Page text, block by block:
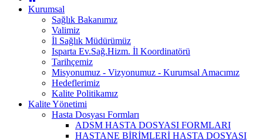
Kurumsal
Sağlık Bakanımız
Valimiz
İl Sağlık Müdürümüz
Isparta Ev.Sağ.Hizm. İl Koordinatörü
Tarihçemiz
Misyonumuz - Vizyonumuz - Kurumsal Amacımız
Hedeflerimiz
Kalite Politikamız
Kalite Yönetimi
Hasta Dosyası Formları
ADSM HASTA DOSYASI FORMLARI
HASTANE BİRİMLERİ HASTA DOSYASI